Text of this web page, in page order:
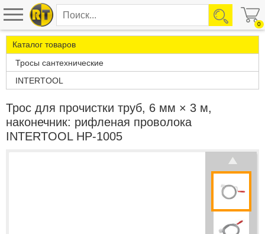
0
Каталог товаров
Тросы сантехнические
INTERTOOL
Трос для прочистки труб, 6 мм × 3 м,
наконечник: рифленая проволока
INTERTOOL HP-1005